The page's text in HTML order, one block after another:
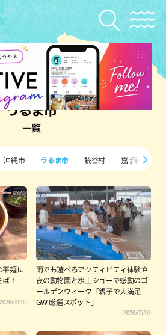
うるま市
一覧
沖縄市 うるま市 読谷村 嘉手納町
平麺に
！
2026/06/05
雨でも遊べるアクティビティ体験や
夜の動物園と水上ショーで感動のゴ
ールデンウィーク「親子で大満足
GW 厳選スポット」
2026/05/03